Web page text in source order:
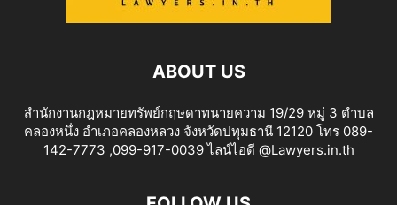
ABOUT US
สำนักงานกฎหมายทรัพย์กฤษดาทนายความ 19/29 หมู่ 3 ตำบล
คลองหนึ่ง อำเภอคลองหลวง จังหวัดปทุมธานี 12120 โทร 089-
142-7773 ,099-917-0039 ไลน์ไอดี @Lawyers.in.th